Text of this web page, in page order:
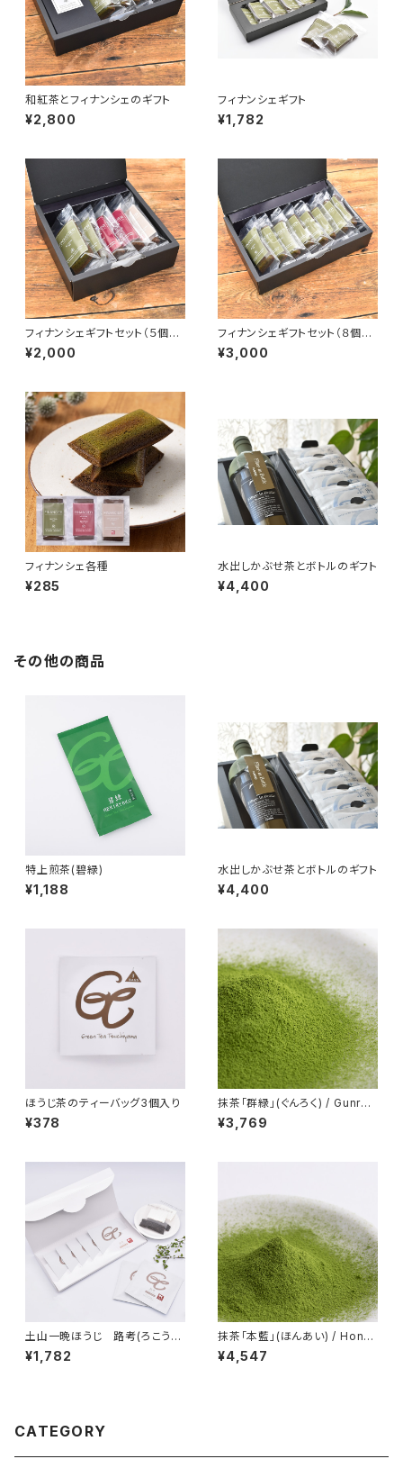
和紅茶とフィナンシェのギフト
¥2,800
フィナンシェギフト
¥1,782
フィナンシェギフトセット（５個入
り）
¥2,000
フィナンシェギフトセット（８個入
り）
¥3,000
フィナンシェ各種
¥285
水出しかぶせ茶とボトルのギフト
¥4,400
その他の商品
特上煎茶(碧緑)
¥1,188
水出しかぶせ茶とボトルのギフト
¥4,400
ほうじ茶のティーバッグ3個入り
¥378
抹茶「群緑」(ぐんろく) / Gunrok
u / 100ｇ
¥3,769
土山一晩ほうじ 路考(ろこう）
ドリップバッグギフト
¥1,782
抹茶「本藍」(ほんあい) / Hon-A
i / 100g
¥4,547
CATEGORY